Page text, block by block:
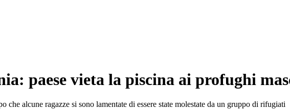
paese vieta la piscina ai profughi
alcune ragazze si sono lamentate di essere state molestate da un gruppo di rifugiati